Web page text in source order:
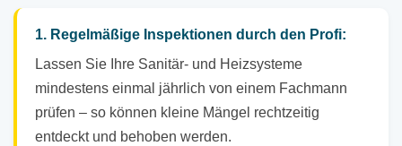
1. Regelmäßige Inspektionen durch den Profi:
Lassen Sie Ihre Sanitär- und Heizsysteme
mindestens einmal jährlich von einem Fachmann
prüfen – so können kleine Mängel rechtzeitig
entdeckt und behoben werden.